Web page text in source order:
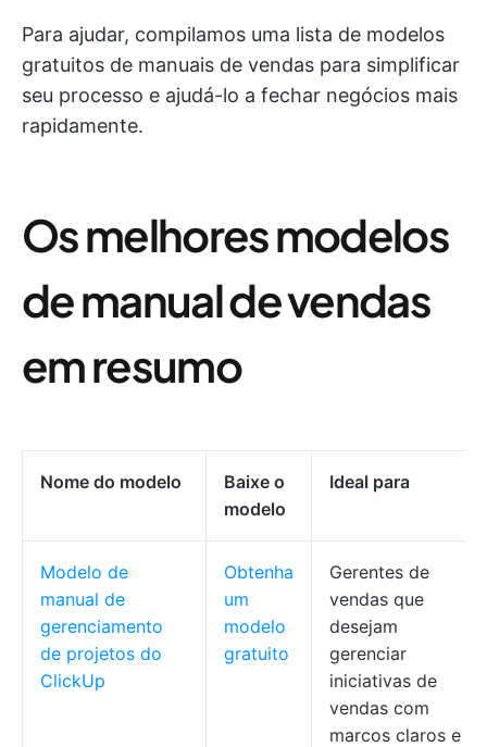
Para ajudar, compilamos uma lista de modelos
gratuitos de manuais de vendas para simplificar
seu processo e ajudá-lo a fechar negócios mais
rapidamente.
Os melhores modelos
de manual de vendas
em resumo
Nome do modelo
Baixe o
modelo
Ideal para
Modelo de
manual de
gerenciamento
de projetos do
ClickUp
Obtenha
um
modelo
gratuito
Gerentes de
vendas que
desejam
gerenciar
iniciativas de
vendas com
marcos claros e